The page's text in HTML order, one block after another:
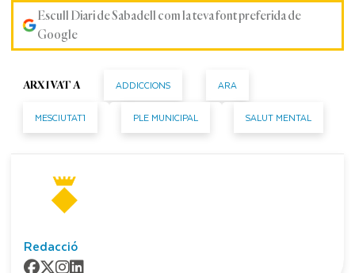
Escull Diari de Sabadell com la teva font preferida de
Google
ARXIVAT A ADDICCIONS ARA
MESCIUTAT1 PLE MUNICIPAL SALUT MENTAL
Redacció